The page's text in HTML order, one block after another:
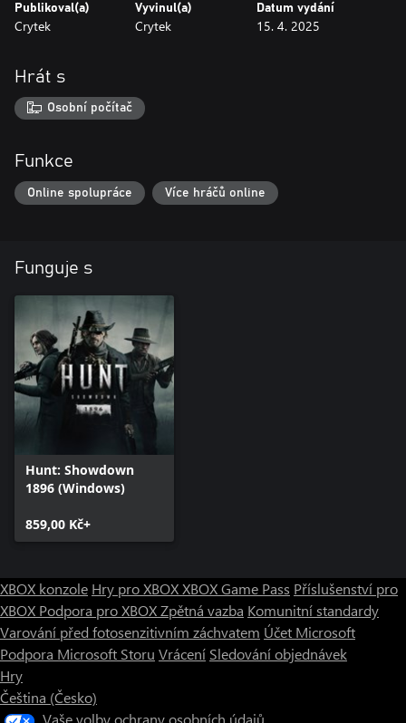
Publikoval(a)
Crytek
Vyvinul(a)
Crytek
Datum vydání
15. 4. 2025
Hrát s
Osobní počítač
Funkce
Online spolupráce Více hráčů online
Funguje s
Hunt: Showdown
1896 (Windows)
859,00 Kč+
XBOX konzole Hry pro XBOXXBOX Game Pass Příslušenství pro
XBOX Podpora pro XBOXZpětná vazba Komunitní standardy
Varování před fotosenzitivním záchvatem Účet Microsoft
Podpora Microsoft Storu Vrácení Sledování objednávek
Hry
Čeština (Česko)
Vaše volby ochrany osobních údajů